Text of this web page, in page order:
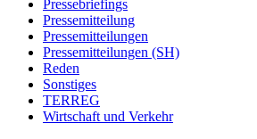
Pressebriefings
Pressemitteilung
Pressemitteilungen
Pressemitteilungen (SH)
Reden
Sonstiges
TERREG
Wirtschaft und Verkehr